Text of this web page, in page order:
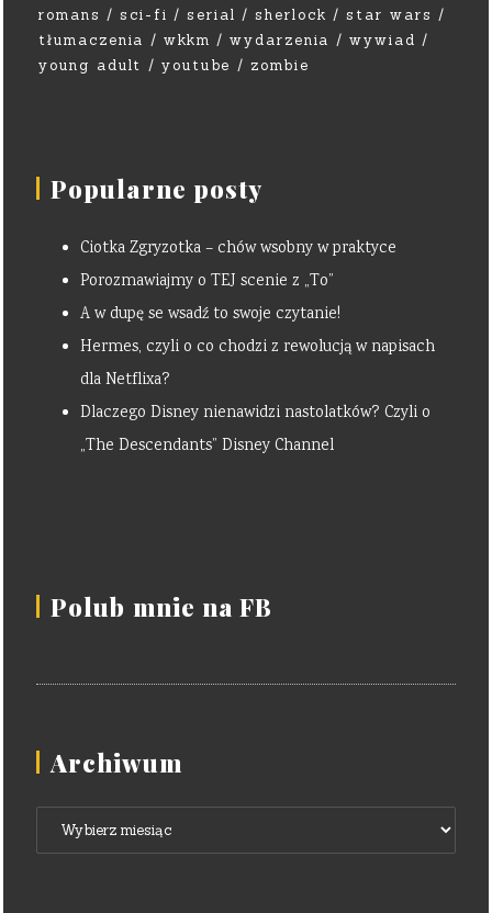
romans
sci-fi serial sherlock
star wars
tłumaczenia
wkkm wydarzenia
wywiad
young adult
youtube zombie
Popularne posty
Ciotka Zgryzotka – chów wsobny w praktyce
Porozmawiajmy o TEJ scenie z „To”
A w dupę se wsadź to swoje czytanie!
Hermes, czyli o co chodzi z rewolucją w napisach
dla Netflixa?
Dlaczego Disney nienawidzi nastolatków? Czyli o
„The Descendants” Disney Channel
Polub mnie na FB
Archiwum
Archiwum